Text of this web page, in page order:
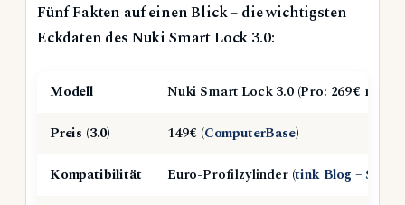
Fünf Fakten auf einen Blick – die wichtigsten
Eckdaten des Nuki Smart Lock 3.0:
Modell
Nuki Smart Lock 3.0 (Pro: 269 € mit
Preis (3.0)
149 € (ComputerBase)
Kompatibilität
Euro-Profilzylinder (tink Blog –